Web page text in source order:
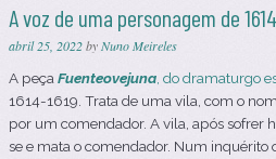
A voz de uma personagem de 1614
abril 25, 2022byNuno Meireles
A peça Fuenteovejuna , do dramaturgo
1614-1619. Trata de uma vila, com o
por um comendador. A vila, após sofrer
se e mata o comendador. Num inquérito